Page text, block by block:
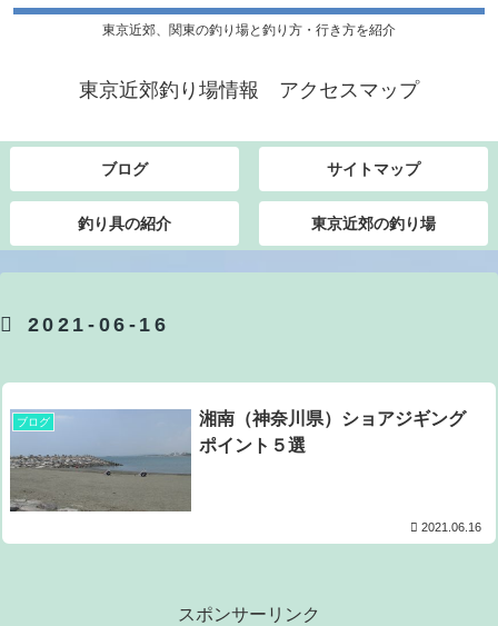
東京近郊、関東の釣り場と釣り方・行き方を紹介
東京近郊釣り場情報 アクセスマップ
ブログ サイトマップ
釣り具の紹介 東京近郊の釣り場
2021-06-16
ブログ
湘南（神奈川県）ショアジギング
ポイント５選
2021.06.16
スポンサーリンク